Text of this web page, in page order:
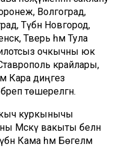
Волгоград,
Түбән Новгород,
Тверь һәм Тула
очкычны юк
крайлары,
Кара диңгез
төшерелгән.
куркынычы
Мәскәү вакыты белән
Кама һәм Бөгелмә